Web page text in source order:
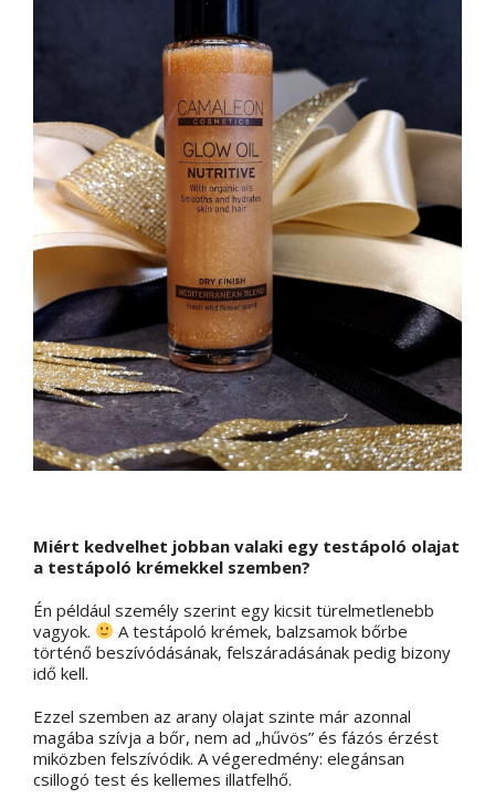
Miért kedvelhet jobban valaki egy testápoló olajat
a testápoló krémekkel szemben?
Én például személy szerint egy kicsit türelmetlenebb
vagyok.
A testápoló krémek, balzsamok bőrbe
történő beszívódásának, felszáradásának pedig bizony
idő kell.
Ezzel szemben az arany olajat szinte már azonnal
magába szívja a bőr, nem ad „hűvös” és fázós érzést
miközben felszívódik. A végeredmény: elegánsan
csillogó test és kellemes illatfelhő.